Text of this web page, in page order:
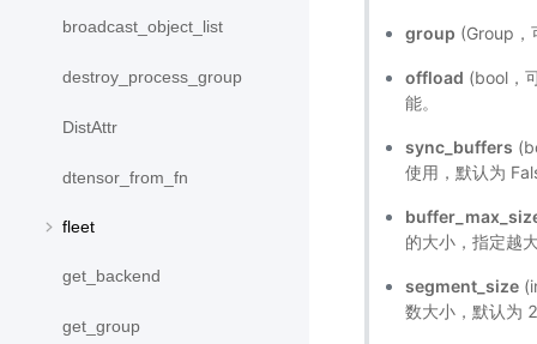
broadcast_object_list
destroy_process_group
DistAttr
dtensor_from_fn
fleet
get_backend
get_group
group (Group，
offload (bool，
能。
sync_buffers
使用，默认为
的大小，指定越
segment_size
数大小，默认为